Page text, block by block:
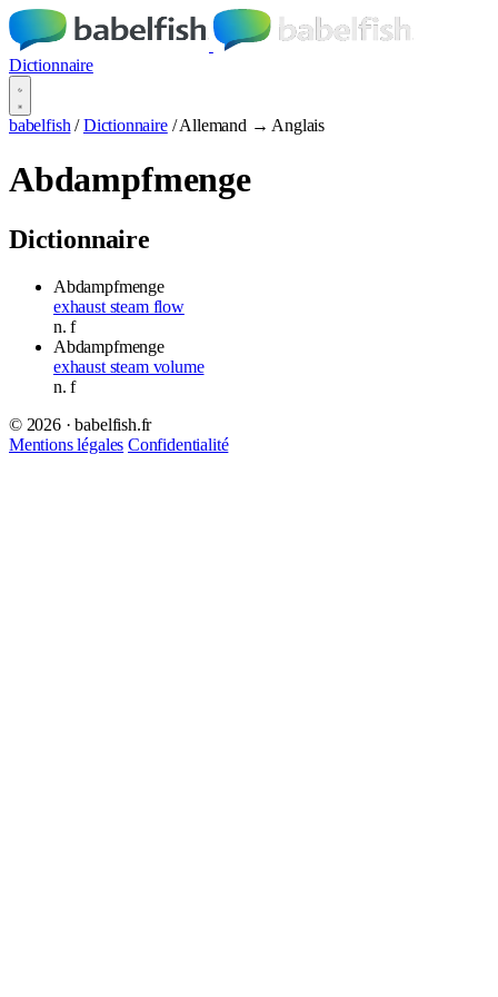
Dictionnaire
babelfish / Dictionnaire / Allemand → Anglais
Abdampfmenge
Dictionnaire
Abdampfmenge
exhaust steam flow
n.f
Abdampfmenge
exhaust steam volume
n.f
© 2026 · babelfish.fr
Mentions légales Confidentialité